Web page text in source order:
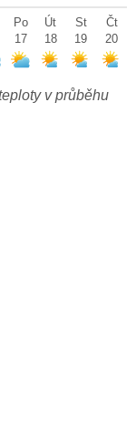
Po
17
Út
18
St
19
Čt
20
v průběhu